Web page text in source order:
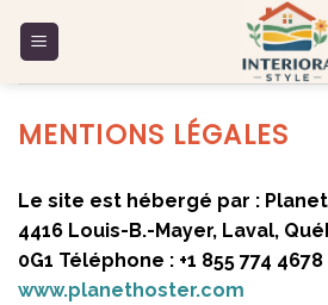
MENTIONS LÉGALES
Le site est hébergé par :
4416 Louis-B.-Mayer, Laval,
0G1 Téléphone : +1 855 774
www.planethoster.com